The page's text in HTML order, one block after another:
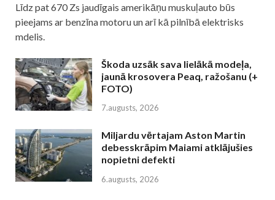
Līdz pat 670 Zs jaudīgais amerikāņu muskuļauto būs
pieejams ar benzīna motoru un arī kā pilnībā elektrisks
mdelis.
Škoda uzsāk sava lielākā modeļa,
jaunā krosovera Peaq, ražošanu (+
FOTO)
7.augusts, 2026
Miljardu vērtajam Aston Martin
debesskrāpim Maiami atklājušies
nopietni defekti
6.augusts, 2026